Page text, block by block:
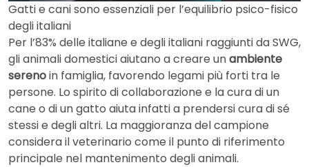
Gatti e cani sono essenziali per l’equilibrio psico-fisico
degli italiani
Per l’83% delle italiane e degli italiani raggiunti da SWG,
gli animali domestici aiutano a creare unambiente
serenoin famiglia, favorendo legami più forti tra le
persone. Lo spirito di collaborazione e la cura di un
cane o di un gatto aiuta infatti a prendersi cura di sé
stessi e degli altri. La maggioranza del campione
considera il veterinario come il punto di riferimento
principale nel mantenimento degli animali.